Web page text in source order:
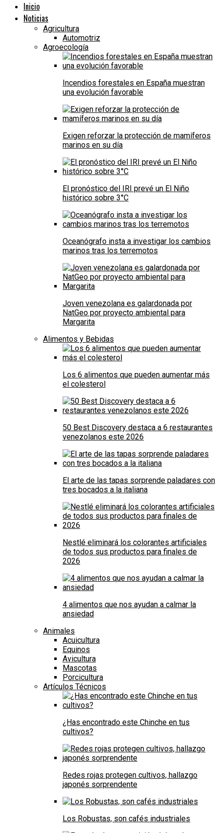
Inicio
Noticias
Agricultura
Automotriz
Agroecología
Incendios forestales en España muestran
una evolución favorable
Exigen reforzar la protección de mamíferos
marinos en su día
El pronóstico del IRI prevé un El Niño
histórico sobre 3°C
Oceanógrafo insta a investigar los cambios
marinos tras los terremotos
Joven venezolana es galardonada por
NatGeo por proyecto ambiental para
Margarita
Alimentos y Bebidas
Los 6 alimentos que pueden aumentar más
el colesterol
50 Best Discovery destaca a 6 restaurantes
venezolanos este 2026
El arte de las tapas sorprende paladares con
tres bocados a la italiana
Nestlé eliminará los colorantes artificiales
de todos sus productos para finales de
2026
4 alimentos que nos ayudan a calmar la
ansiedad
Animales
Acuicultura
Equinos
Avicultura
Mascotas
Porcicultura
Artículos Técnicos
¿Has encontrado este Chinche en tus
cultivos?
Redes rojas protegen cultivos, hallazgo
japonés sorprendente
Los Robustas, son cafés industriales